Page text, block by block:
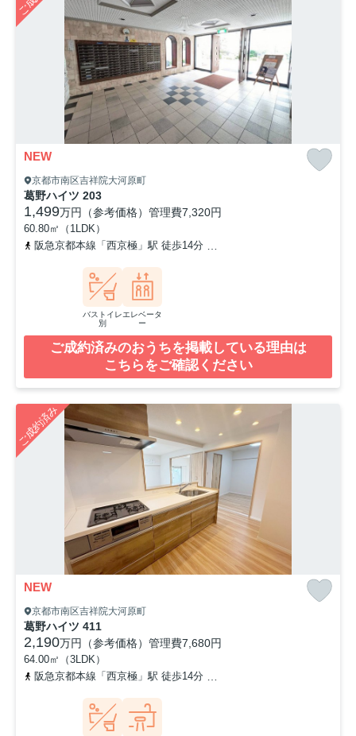
NEW
京都市南区吉祥院大河原町
葛野ハイツ 203
1,499万円（参考価格） 管理費7,320円
60.80㎡（1LDK）
阪急京都本線「西京極」駅 徒歩14分
バストイレ
別
エレベータ
ー
ご成約済みのおうちを掲載している理由は
こちらをご確認ください
ご成約済み
NEW
京都市南区吉祥院大河原町
葛野ハイツ 411
2,190万円（参考価格） 管理費7,680円
64.00㎡（3LDK）
阪急京都本線「西京極」駅 徒歩14分